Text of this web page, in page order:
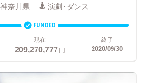
神奈川県 演劇・ダンス
FUNDED
現在
209,270,777円
終了
2020/09/30